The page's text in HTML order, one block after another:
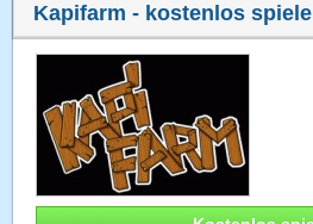
Kapifarm - kostenlos